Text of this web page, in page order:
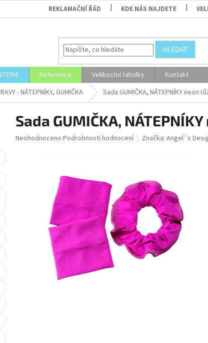
REKLAMAČNÍ ŘÁD KDE NÁS NAJDETE
HLEDAT
Reference Velikostní tabulky
Kontakt
- NÁTEPNÍKY, GUMIČKA Sada GUMIČKA, NÁTEPNÍKY neon
Sada GUMIČKA,
Průměrné
Neohodnoceno Podrobnosti hodnocení Značka: Angel´s